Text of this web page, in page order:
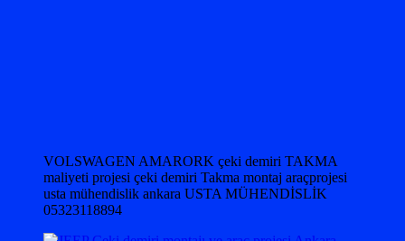
VOLSWAGEN AMARORK çeki demiri TAKMA
maliyeti projesi çeki demiri Takma montaj araçprojesi
usta mühendislik ankara USTA MÜHENDİSLİK
05323118894